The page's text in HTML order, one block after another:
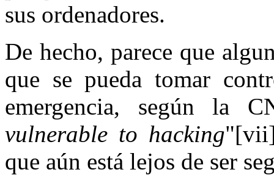
sus ordenadores.
De hecho, parece que
que se pueda tomar
emergencia, según la
vulnerable to hacking
que aún está lejos de ser